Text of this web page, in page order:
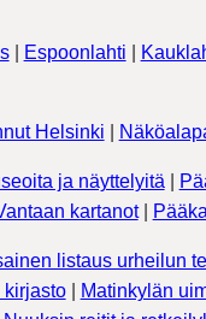
| Espoonlahti
Helsinki
ja näyttelyitä
kartanot|
listaus urheilun
kirjasto|
Matinkylän